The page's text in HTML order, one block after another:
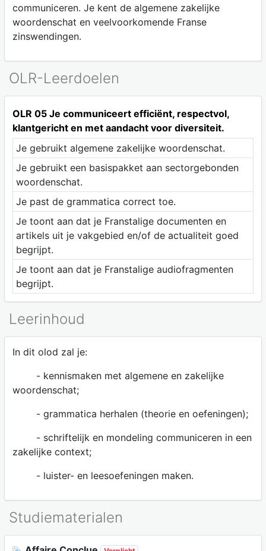
communiceren. Je kent de algemene zakelijke
woordenschat en veelvoorkomende Franse
zinswendingen.
OLR-Leerdoelen
OLR 05 Je communiceert efficiënt, respectvol,
klantgericht en met aandacht voor diversiteit.
Je gebruikt algemene zakelijke woordenschat.
Je gebruikt een basispakket aan sectorgebonden
woordenschat.
Je past de grammatica correct toe.
Je toont aan dat je Franstalige documenten en
artikels uit je vakgebied en/of de actualiteit goed
begrijpt.
Je toont aan dat je Franstalige audiofragmenten
begrijpt.
Leerinhoud
In dit olod zal je:
- kennismaken met algemene en zakelijke
woordenschat;
- grammatica herhalen (theorie en oefeningen);
- schriftelijk en mondeling communiceren in een
zakelijke context;
- luister- en leesoefeningen maken.
Studiematerialen